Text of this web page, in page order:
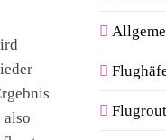
also